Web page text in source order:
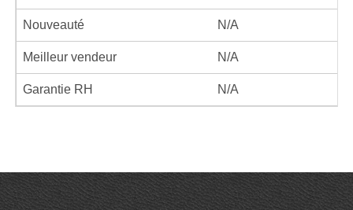
Nouveauté N/A
Meilleur vendeur N/A
Garantie RH N/A